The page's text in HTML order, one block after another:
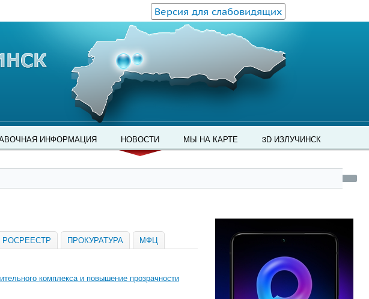
Версия для слабовидящих
ИНФОРМАЦИЯ НОВОСТИ МЫ НА КАРТЕ 3D ИЗЛУЧИНСК
РОСРЕЕСТР ПРОКУРАТУРА МФЦ
комплекса и повышение прозрачности